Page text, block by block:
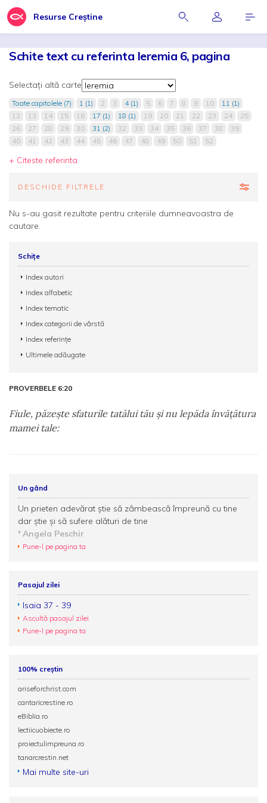
Resurse Creștine
Schite text cu referinta Ieremia 6, pagina
Selectați altă carte
Toate capitolele (7) 1 (1) 2 3 4 (1) 5 6 7 8 9 10
11 (1)
12
13 14 15 16 17 (1) 18 (1) 19 20 21 22 23 24
25
26
27 28 29 30 31 (2) 32 33 34 35 36 37 38
39
40
41 42 43 44 45 46 47 48 49 50 51 52
+ Citeste referinta
DESCHIDE FILTRELE
Nu s-au gasit rezultate pentru criteriile dumneavoastra de
cautare.
Schițe
Index autori
Index alfabetic
Index tematic
Index categorii de vârstă
Index referințe
Ultimele adăugate
PROVERBELE 6:20
Fiule, păzeşte sfaturile tatălui tău şi nu lepăda învăţătura
mamei tale:
Un gând
Un prieten adevărat ştie să zâmbească împreună cu tine
dar ştie şi să sufere alături de tine
Angela Peschir
Pune-l pe pagina ta
Pasajul zilei
Isaia 37 - 39
Ascultă pasajul zilei
Pune-l pe pagina ta
100% creștin
ariseforchrist.com
cantaricrestine.ro
eBiblia.ro
lectiicuobiecte.ro
proiectulimpreuna.ro
tanarcrestin.net
Mai multe site-uri